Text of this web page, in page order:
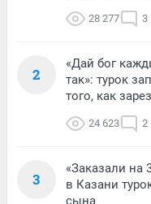
28 277 3
2
«Дай бог
так»: турок
того, как
24 623 2
3
«Заказали на
в Казани
сына